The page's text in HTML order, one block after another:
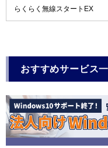
らくらく無線スタートEX
おすすめサービス